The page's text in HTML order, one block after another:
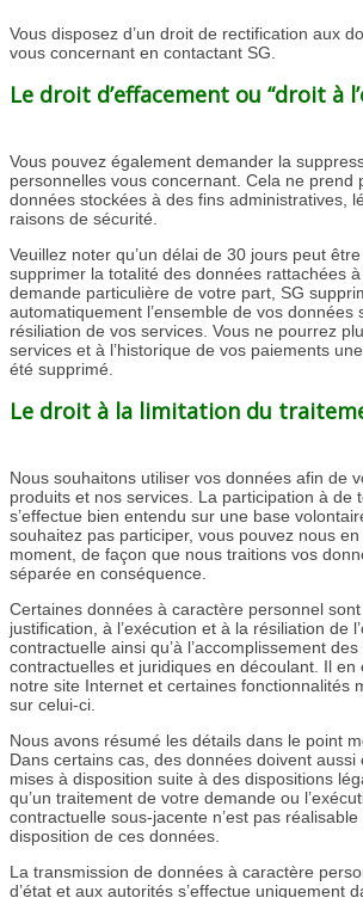
Vous disposez d’un droit de rectification aux
vous concernant en contactant SG.
Le droit d’effacement ou “droit à
Vous pouvez également demander la
personnelles vous concernant. Cela ne prend
données stockées à des fins administratives,
raisons de sécurité.
Veuillez noter qu’un délai de 30 jours peut
supprimer la totalité des données rattachées
demande particulière de votre part, SG
automatiquement l’ensemble de vos données
résiliation de vos services. Vous ne pourrez
services et à l’historique de vos paiements
été supprimé.
Le droit à la limitation du
Nous souhaitons utiliser vos données afin de
produits et nos services. La participation à de
s’effectue bien entendu sur une base
souhaitez pas participer, vous pouvez nous
moment, de façon que nous traitions vos
séparée en conséquence.
Certaines données à caractère personnel
justification, à l’exécution et à la résiliation de
contractuelle ainsi qu’à l’accomplissement
contractuelles et juridiques en découlant. Il en
notre site Internet et certaines fonctionnalités
sur celui-ci.
Nous avons résumé les détails dans le point
Dans certains cas, des données doivent aussi
mises à disposition suite à des dispositions
qu’un traitement de votre demande ou
contractuelle sous-jacente n’est pas
disposition de ces données.
La transmission de données à caractère
d’état et aux autorités s’effectue uniquement